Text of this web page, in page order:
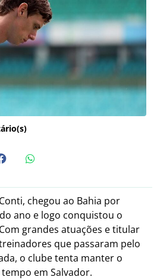
chegou ao Bahia por
ano e logo conquistou o
grandes atuações e titular
que passaram pelo
o clube tenta manter o
em Salvador.